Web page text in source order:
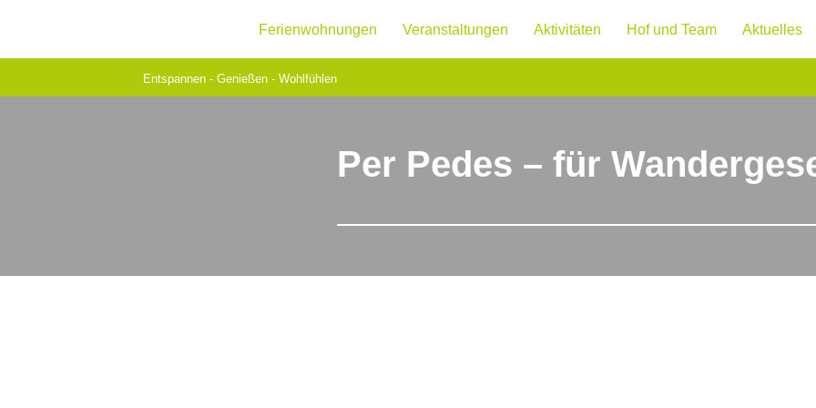
springen
Ferienwohnungen Veranstaltungen Aktivitäten Hof und Team Aktuelles
Entspannen - Genießen - Wohlfühlen
Per Pedes – für